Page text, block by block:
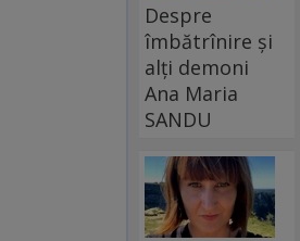
Despre
îmbătrînire și
alți demoni
Ana Maria
SANDU